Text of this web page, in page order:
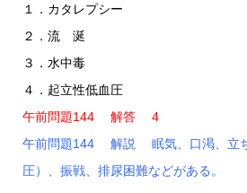
１．カタレプシー
２．流 涎
３．水中毒
４．起立性低血圧
午前問題144 解答 4
午前問題144 解説 眠気、口渇、立
圧）、振戦、排尿困難などがある。